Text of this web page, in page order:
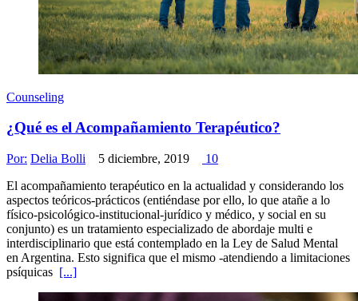
Counseling
¿Qué es el Acompañamiento Terapéutico?
Por: Delia Bolli 5 diciembre, 2019
10
El acompañamiento terapéutico en la actualidad y considerando los
aspectos teóricos-prácticos (entiéndase por ello, lo que atañe a lo
físico-psicológico-institucional-jurídico y médico, y social en su
conjunto) es un tratamiento especializado de abordaje multi e
interdisciplinario que está contemplado en la Ley de Salud Mental
en Argentina. Esto significa que el mismo -atendiendo a limitaciones
psíquicas [...]